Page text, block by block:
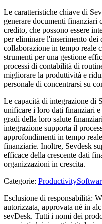
Le caratteristiche chiave di
generare documenti finanziari
credito, che possono essere
per eliminare l'inserimento dei
collaborazione in tempo reale
strumenti per una gestione
processi di contabilità di
migliorare la produttività e
personale di concentrarsi su
Le capacità di integrazione di
unificare i loro dati finanziari
gradi della loro salute
integrazione supporta il
approfondimenti in tempo
finanziarie. Inoltre, Sevdesk
efficace della crescente dati
organizzazioni in crescita.
Categorie: Productivity
Esclusione di responsabilità:
autorizzata, approvata né in
sevDesk. Tutti i nomi dei